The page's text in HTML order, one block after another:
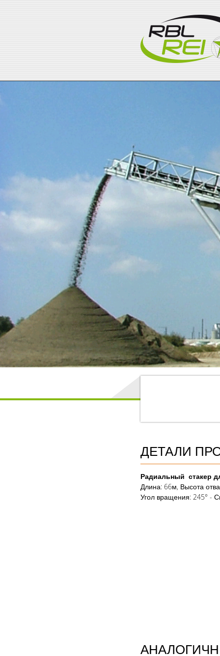
ДЕТАЛИ
Радиальный стакер
Длина: 66м, Высота
Угол вращения: 245° -